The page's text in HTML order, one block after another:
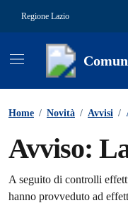
Regione Lazio
Home / Novità / Avvisi /
Avviso:
Dettagli
A seguito di controlli
hanno provveduto ad